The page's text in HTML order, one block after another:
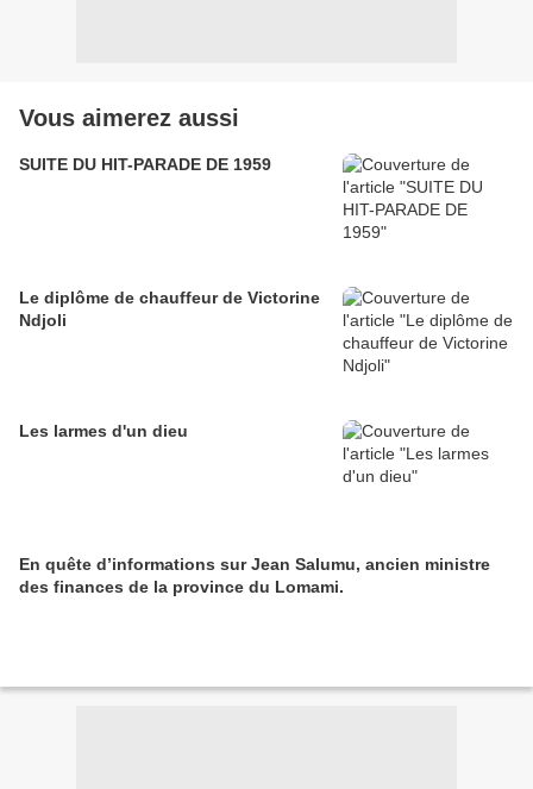
Vous aimerez aussi
SUITE DU HIT-PARADE DE 1959
Le diplôme de chauffeur de Victorine
Ndjoli
Les larmes d'un dieu
En quête d’informations sur Jean Salumu, ancien ministre
des finances de la province du Lomami.